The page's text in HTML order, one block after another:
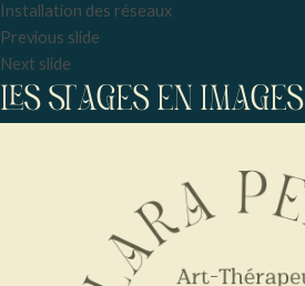
Installation des réseaux
Previous slide
Next slide
LES STAGES EN IMAGES